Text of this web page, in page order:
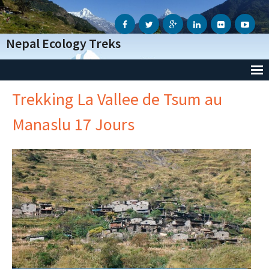
Nepal Ecology Treks
Accueil
L’Agence
- Notre Agence
- Notre Action Humanitaire
- Avis des voyageurs
- Informations Génèrales
Trekking La Vallee de Tsum au
Manaslu 17 Jours